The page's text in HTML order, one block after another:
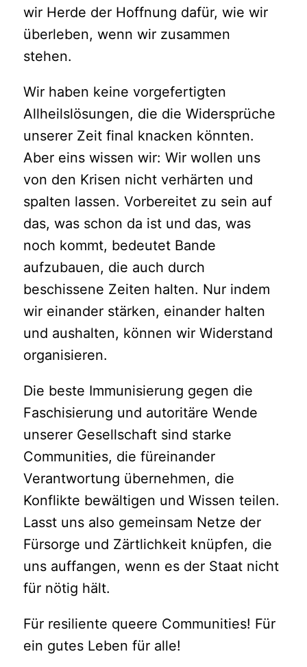
wir Herde der Hoffnung dafür, wie wir
überleben, wenn wir zusammen
stehen.
Wir haben keine vorgefertigten
Allheilslösungen, die die Widersprüche
unserer Zeit final knacken könnten.
Aber eins wissen wir: Wir wollen uns
von den Krisen nicht verhärten und
spalten lassen. Vorbereitet zu sein auf
das, was schon da ist und das, was
noch kommt, bedeutet Bande
aufzubauen, die auch durch
beschissene Zeiten halten. Nur indem
wir einander stärken, einander halten
und aushalten, können wir Widerstand
organisieren.
Die beste Immunisierung gegen die
Faschisierung und autoritäre Wende
unserer Gesellschaft sind starke
Communities, die füreinander
Verantwortung übernehmen, die
Konflikte bewältigen und Wissen teilen.
Lasst uns also gemeinsam Netze der
Fürsorge und Zärtlichkeit knüpfen, die
uns auffangen, wenn es der Staat nicht
für nötig hält.
Für resiliente queere Communities! Für
ein gutes Leben für alle!